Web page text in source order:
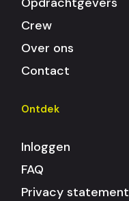
Crew
Over ons
Contact
Ontdek
Inloggen
FAQ
Privacy statement